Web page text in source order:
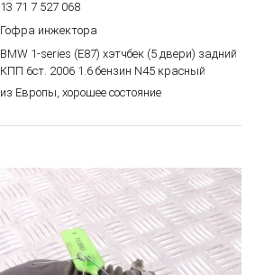
13 71 7 527 068
Гофра инжектора
BMW 1-series (E87) хэтчбек (5 двери) задний
КПП 6ст. 2006 1.6 бензин N45 красный
из Европы, хорошее состояние